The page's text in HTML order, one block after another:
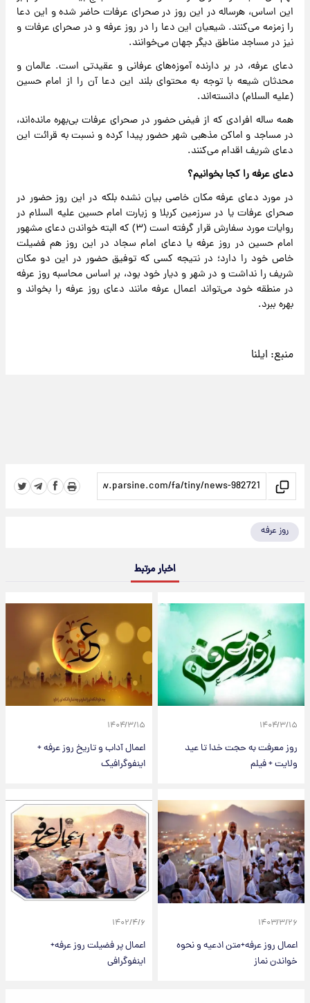
این اساس، هرساله در این روز در صحرای عرفات حاضر شده و این دعا
را زمزمه می‌کنند. شیعیان این دعا را در روز عرفه و در صحرای عرفات و
نیز در مساجد مناطق دیگر جهان می‌خوانند.
دعای عرفه، در بر دارنده آموزه‌های عرفانی و عقیدتی است. عالمان و
محدثان شیعه با توجه به محتوای بلند این دعا آن را از امام حسین
(علیه السلام) دانسته‌اند.
همه ساله افرادی که از فیض حضور در صحرای عرفات بی‌بهره مانده‌اند،
در مساجد و اماکن مذهبی شهر حضور پیدا کرده و نسبت به قرائت این
دعای شریف اقدام می‌کنند.
دعای عرفه را کجا بخوانیم؟
در مورد دعای عرفه مکان خاصی بیان نشده بلکه در این روز حضور در
صحرای عرفات یا در سرزمین کربلا و زیارت امام حسین علیه السلام در
روایات مورد سفارش قرار گرفته است (۳) که البته خواندن دعای مشهور
امام حسین در روز عرفه یا دعای امام سجاد در این روز هم فضیلت
خاص خود را دارد؛ در نتیجه کسی که توفیق حضور در این دو مکان
شریف را نداشت و در شهر و دیار خود بود، بر اساس محاسبه روز عرفه
در منطقه خود می‌تواند اعمال عرفه مانند دعای روز عرفه را بخواند و
بهره ببرد.
منبع: ایلنا
روز عرفه
اخبار مرتبط
۱۴۰۴/۳/۱۵
روز معرفت به حجت خدا تا عید
ولایت + فیلم
۱۴۰۴/۳/۱۵
اعمال آداب و تاریخ روز عرفه +
اینفوگرافیک
۱۴۰۳/۳/۲۶
اعمال روز عرفه+متن ادعیه و نحوه
خواندن نماز
۱۴۰۲/۴/۶
اعمال پر فضیلت روز عرفه+
اینفوگرافی